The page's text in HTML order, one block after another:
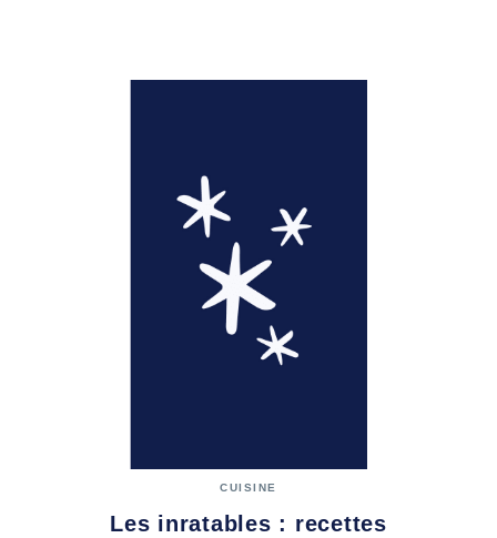
CUISINE
Les inratables : recettes